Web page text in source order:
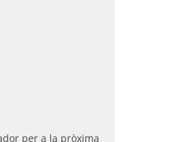
per a la pròxima